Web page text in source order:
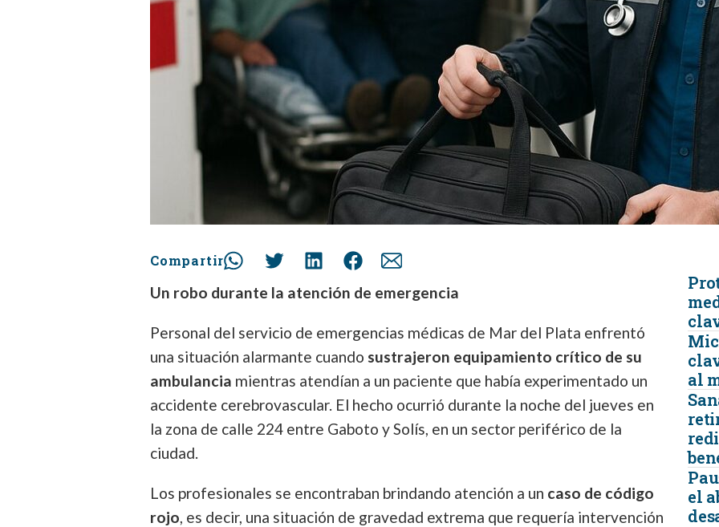
Compartir
Un robo durante la atención de emergencia
Personal del servicio de emergencias médicas de Mar del Plata enfrentó
una situación alarmante cuando sustrajeron equipamiento crítico de su
ambulancia mientras atendían a un paciente que había experimentado un
accidente cerebrovascular. El hecho ocurrió durante la noche del jueves en
la zona de calle 224 entre Gaboto y Solís, en un sector periférico de la
ciudad.
Los profesionales se encontraban brindando atención a un caso de código
rojo, es decir, una situación de gravedad extrema que requería intervención
al
el